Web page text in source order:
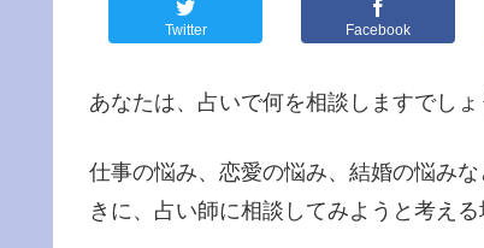
Twitter Facebook
あなたは、占いで何を相談しますでしょ
仕事の悩み、恋愛の悩み、結婚の悩み
きに、占い師に相談してみようと考え